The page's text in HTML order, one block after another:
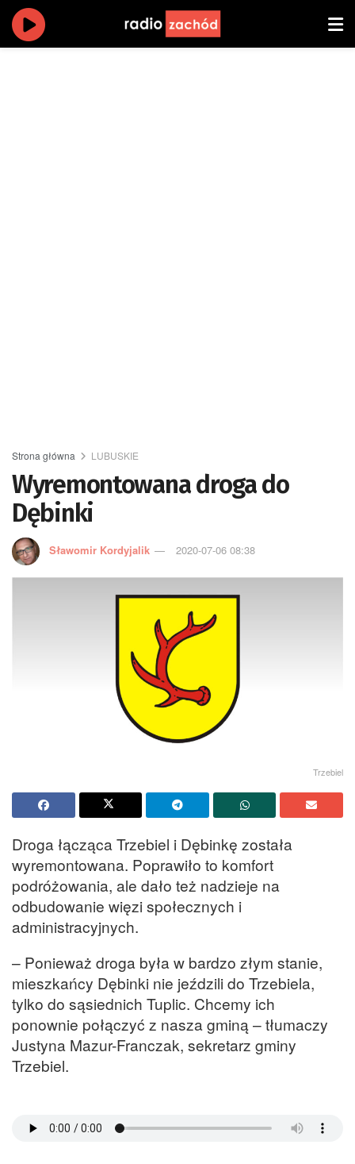
Strona główna LUBUSKIE
Wyremontowana droga do
Dębinki
Sławomir Kordyjalik 2020-07-06 08:38
Trzebiel
Droga łącząca Trzebiel i Dębinkę została
wyremontowana. Poprawiło to komfort
podróżowania, ale dało też nadzieje na
odbudowanie więzi społecznych i
administracyjnych.
– Ponieważ droga była w bardzo złym stanie,
mieszkańcy Dębinki nie jeździli do Trzebiela,
tylko do sąsiednich Tuplic. Chcemy ich
ponownie połączyć z nasza gminą – tłumaczy
Justyna Mazur-Franczak, sekretarz gminy
Trzebiel.